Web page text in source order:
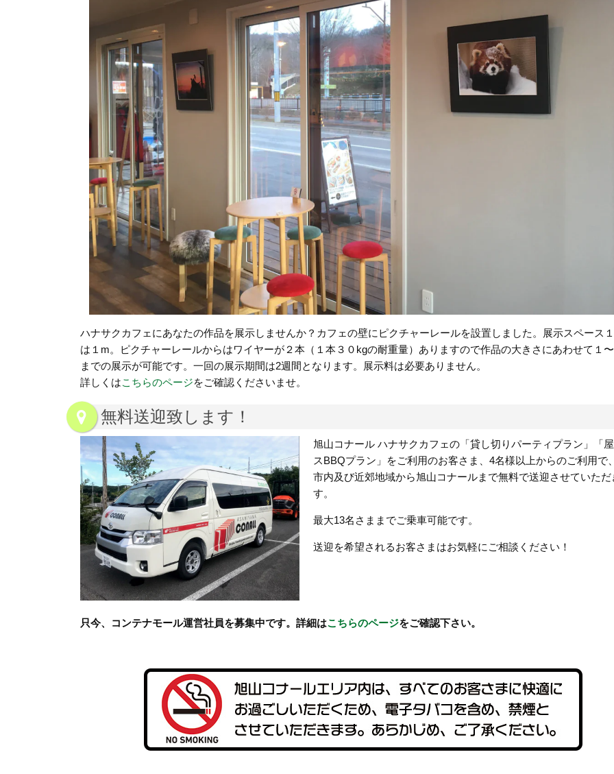
ハナサクカフェにあなたの作品を展示しませんか？カフェの壁にピクチャーレールを設置しました。展示スペース
は１m。ピクチャーレールからはワイヤーが２本（１本３０kgの耐重量）ありますので作品の大きさにあわせて１
までの展示が可能です。一回の展示期間は2週間となります。展示料は必要ありません。
詳しくはこちらのページをご確認くださいませ。
無料送迎致します！
旭山コナール ハナサクカフェの「貸し切りパーティプラン」「
スBBQプラン」をご利用のお客さま、4名様以上からのご利用で
市内及び近郊地域から旭山コナールまで無料で送迎させていただ
す。
最大13名さままでご乗車可能です。
送迎を希望されるお客さまはお気軽にご相談ください！
只今、コンテナモール運営社員を募集中です。詳細はこちらのページをご確認下さい。